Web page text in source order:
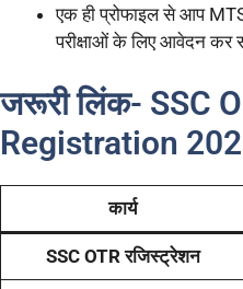
एक ही प्रोफाइल से आप
परीक्षाओं के लिए आवेदन कर
जरूरी लिंक- SSC
Registration
कार्य
SSC OTR रजिस्ट्रेशन